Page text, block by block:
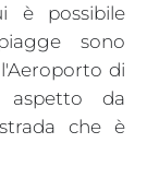
è possibile
sono
di
da
che è